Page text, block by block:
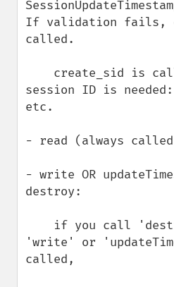
If validation fails,
called.
session ID is
etc.
- read (always
- write OR
destroy:
'write' or
called,